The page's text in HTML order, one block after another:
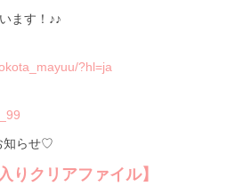
ます！♪♪
?hl=ja
知らせ♡
りクリアファイル】